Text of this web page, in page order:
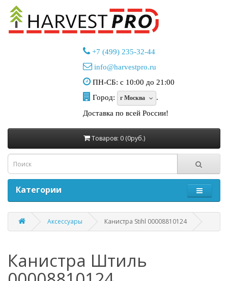
+7 (499) 235-32-44
info@harvestpro.ru
ПН-СБ: с 10:00 до 21:00
Город:
г Москва
.
Доставка по всей России!
Товаров: 0 (0руб.)
Категории
Аксессуары Канистра Stihl 00008810124
Канистра Штиль